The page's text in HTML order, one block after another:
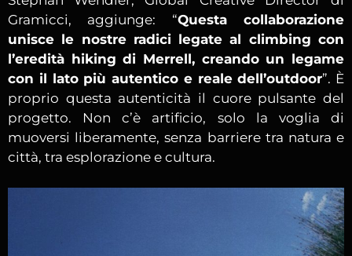
Gramicci, aggiunge: “Questa collaborazione
unisce le nostre radici legate al climbing con
l’eredità hiking di Merrell, creando un legame
con il lato più autentico e reale dell’outdoor”. È
proprio questa autenticità il cuore pulsante del
progetto. Non c’è artificio, solo la voglia di
muoversi liberamente, senza barriere tra natura e
città, tra esplorazione e cultura.